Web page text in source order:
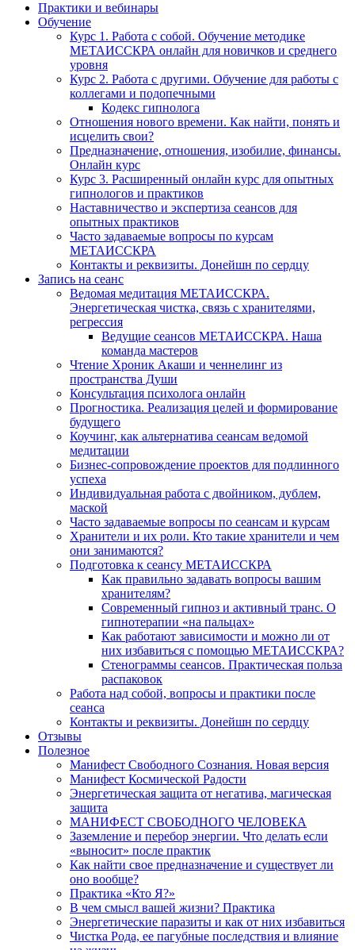
Практики и вебинары
Обучение
Курс 1. Работа с собой. Обучение методике
МЕТАИССКРА онлайн для новичков и среднего
уровня
Курс 2. Работа с другими. Обучение для работы с
коллегами и подопечными
Кодекс гипнолога
Отношения нового времени. Как найти, понять и
исцелить свои?
Предназначение, отношения, изобилие, финансы.
Онлайн курс
Курс 3. Расширенный онлайн курс для опытных
гипнологов и практиков
Наставничество и экспертиза сеансов для
опытных практиков
Часто задаваемые вопросы по курсам
МЕТАИССКРА
Контакты и реквизиты. Донейшн по сердцу
Запись на сеанс
Ведомая медитация МЕТАИССКРА.
Энергетическая чистка, связь с хранителями,
регрессия
Ведущие сеансов МЕТАИССКРА. Наша
команда мастеров
Чтение Хроник Акаши и ченнелинг из
пространства Души
Консультация психолога онлайн
Прогностика. Реализация целей и формирование
будущего
Коучинг, как альтернатива сеансам ведомой
медитации
Бизнес-сопровождение проектов для подлинного
успеха
Индивидуальная работа с двойником, дублем,
маской
Часто задаваемые вопросы по сеансам и курсам
Хранители и их роли. Кто такие хранители и чем
они занимаются?
Подготовка к сеансу МЕТАИССКРА
Как правильно задавать вопросы вашим
хранителям?
Современный гипноз и активный транс. О
гипнотерапии «на пальцах»
Как работают зависимости и можно ли от
них избавиться с помощью МЕТАИССКРА?
Стенограммы сеансов. Практическая польза
распаковок
Работа над собой, вопросы и практики после
сеанса
Контакты и реквизиты. Донейшн по сердцу
Отзывы
Полезное
Манифест Свободного Сознания. Новая версия
Манифест Космической Радости
Энергетическая защита от негатива, магическая
защита
МАНИФЕСТ СВОБОДНОГО ЧЕЛОВЕКА
Заземление и перебор энергии. Что делать если
«выносит» после практик
Как найти свое предназначение и существует ли
оно вообще?
Практика «Кто Я?»
В чем смысл вашей жизни? Практика
Энергетические паразиты и как от них избавиться
Чистка Рода, ее пагубные последствия и влияние